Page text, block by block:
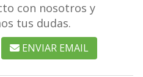
con nosotros y
tus dudas.
ENVIAR EMAIL